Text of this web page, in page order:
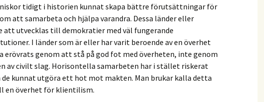
tidigt i historien kunnat skapa bättre förutsättningar för
att samarbeta och hjälpa varandra. Dessa länder eller
att utvecklas till demokratier med väl fungerande
I länder som är eller har varit beroende av en överhet
erövrats genom att stå på god fot med överheten, inte genom
av civilt slag. Horisontella samarbeten har i stället riskerat
kunnat utgöra ett hot mot makten. Man brukar kalla detta
en överhet för klientilism.